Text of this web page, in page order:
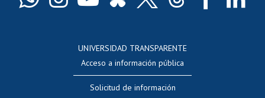
Docentes
Evaluación docente
UNIVERSIDAD TRANSPARENTE
Acceso a información pública
Solicitud de información